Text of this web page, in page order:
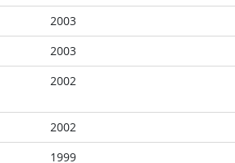
2003
2003
2002
2002
1999